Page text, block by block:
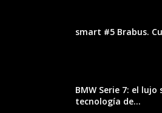
smart #5 Brabus.
BMW Serie 7: el
tecnología de...